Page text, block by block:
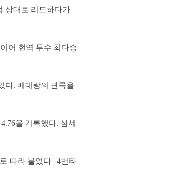
상대로 리드하다가
어 현역 투수 최다승
다. 베테랑의 관록을
을 기록했다. 삼세
따라 붙었다. 4번타